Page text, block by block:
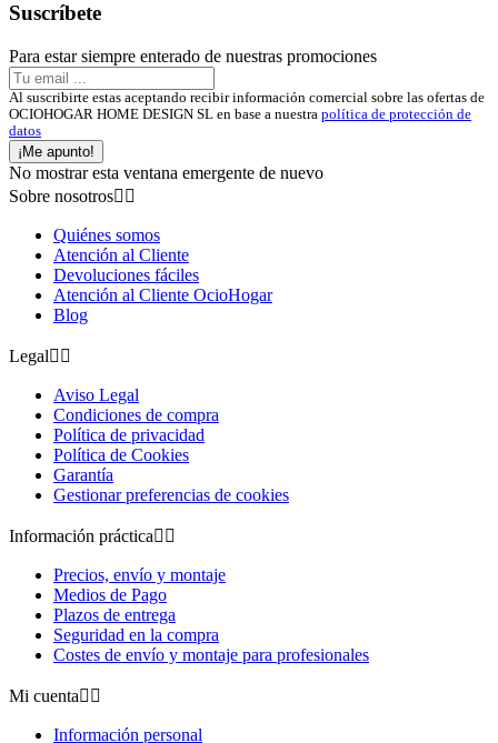
Suscríbete
Para estar siempre enterado de nuestras promociones
Al suscribirte estas aceptando recibir información comercial sobre las ofertas de
OCIOHOGAR HOME DESIGN SL en base a nuestra política de protección de
datos
¡Me apunto!
No mostrar esta ventana emergente de nuevo
Sobre nosotros 
Quiénes somos
Atención al Cliente
Devoluciones fáciles
Atención al Cliente OcioHogar
Blog
Legal 
Aviso Legal
Condiciones de compra
Política de privacidad
Política de Cookies
Garantía
Gestionar preferencias de cookies
Información práctica 
Precios, envío y montaje
Medios de Pago
Plazos de entrega
Seguridad en la compra
Costes de envío y montaje para profesionales
Mi cuenta 
Información personal